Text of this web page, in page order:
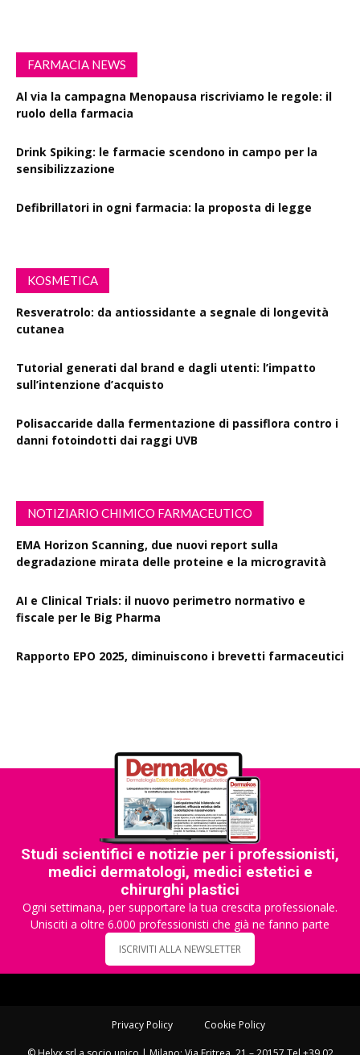
FARMACIA NEWS
Al via la campagna Menopausa riscriviamo le regole: il
ruolo della farmacia
Drink Spiking: le farmacie scendono in campo per la
sensibilizzazione
Defibrillatori in ogni farmacia: la proposta di legge
KOSMETICA
Resveratrolo: da antiossidante a segnale di longevità
cutanea
Tutorial generati dal brand e dagli utenti: l’impatto
sull’intenzione d’acquisto
Polisaccaride dalla fermentazione di passiflora contro i
danni fotoindotti dai raggi UVB
NOTIZIARIO CHIMICO FARMACEUTICO
EMA Horizon Scanning, due nuovi report sulla
degradazione mirata delle proteine e la microgravità
AI e Clinical Trials: il nuovo perimetro normativo e
fiscale per le Big Pharma
Rapporto EPO 2025, diminuiscono i brevetti farmaceutici
Studi scientifici e notizie per i professionisti,
medici dermatologi, medici estetici e
chirurghi plastici
Ogni settimana, per supportare la tua crescita professionale.
Unisciti a oltre 6.000 professionisti che già ne fanno parte
ISCRIVITI ALLA NEWSLETTER
Privacy Policy Cookie Policy